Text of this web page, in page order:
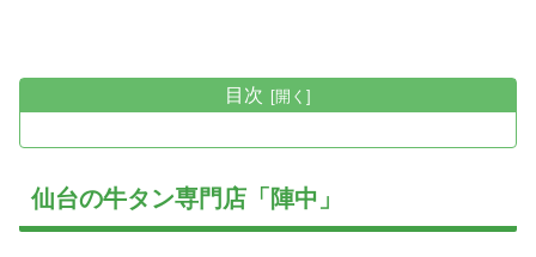
目次
仙台の牛タン専門店「陣中」